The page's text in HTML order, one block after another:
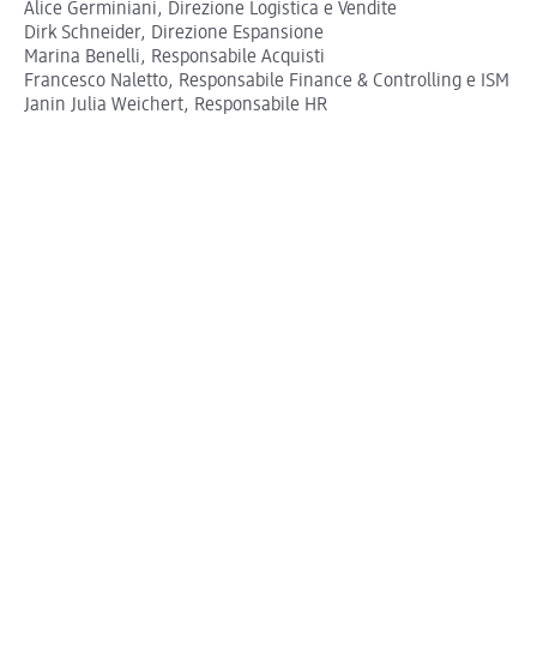
Alice Germiniani, Direzione Logistica e Vendite
Dirk Schneider, Direzione Espansione
Marina Benelli, Responsabile Acquisti
Francesco Naletto, Responsabile Finance & Controlling e ISM
Janin Julia Weichert, Responsabile HR